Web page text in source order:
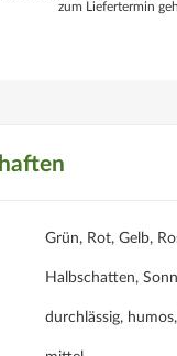
zum Liefertermin
Grün, Rot, Gelb,
Halbschatten,
durchlässig,